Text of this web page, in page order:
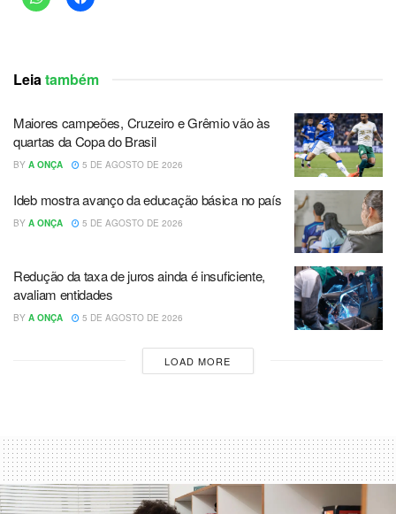
Leiatambém
Maiores campeões, Cruzeiro e Grêmio vão às
quartas da Copa do Brasil
BY A ONÇA 5 DE AGOSTO DE 2026
Ideb mostra avanço da educação básica no país
BY A ONÇA 5 DE AGOSTO DE 2026
Redução da taxa de juros ainda é insuficiente,
avaliam entidades
BY A ONÇA 5 DE AGOSTO DE 2026
LOAD MORE